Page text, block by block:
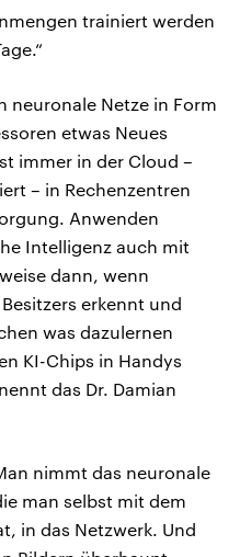
trainiert werden
neuronale Netze in Form
etwas Neues
immer in der Cloud –
– in Rechenzentren
Anwenden
Intelligenz auch mit
dann, wenn
erkennt und
was dazulernen
KI-Chips in Handys
das Dr. Damian
nimmt das neuronale
man selbst mit dem
in das Netzwerk. Und